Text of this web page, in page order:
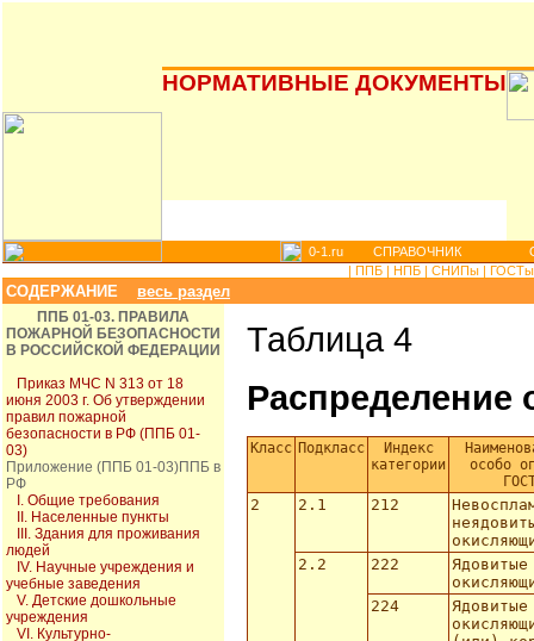
НОРМАТИВНЫЕ ДОКУМЕНТЫ
0-1.ru СПРАВОЧНИК
| ППБ | НПБ | СНИПы |
СОДЕРЖАНИЕ весь раздел
ППБ 01-03. ПРАВИЛА
ПОЖАРНОЙ БЕЗОПАСНОСТИ
В РОССИЙСКОЙ ФЕДЕРАЦИИ
Приказ МЧС N 313 от 18
июня 2003 г. Об утверждении
правил пожарной
безопасности в РФ (ППБ 01-
03)
Приложение (ППБ 01-03)ППБ в
РФ
I. Общие требования
II. Населенные пункты
III. Здания для проживания
людей
IV. Научные учреждения и
учебные заведения
V. Детские дошкольные
учреждения
VI. Культурно-
Таблица 4
Распределение
Класс Подкласс
Индекс
категории
особо
2 2.1 212
2.2
222
224